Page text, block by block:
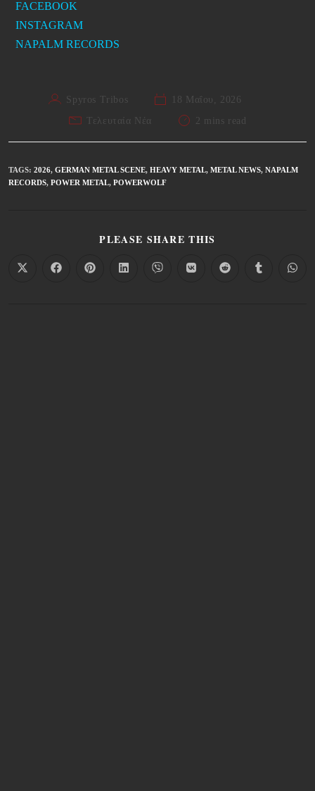
FACEBOOK
INSTAGRAM
NAPALM RECORDS
Spyros Tribos
18 Μαΐου, 2026
Τελευταία Νέα
2 mins read
TAGS: 2026, GERMAN METAL SCENE, HEAVY METAL, METAL NEWS, NAPALM
RECORDS, POWER METAL, POWERWOLF
PLEASE SHARE THIS